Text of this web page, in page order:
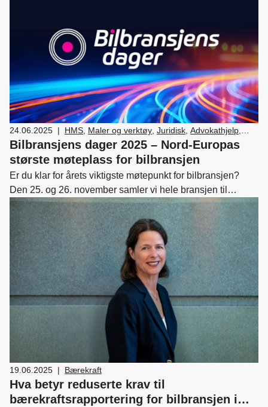
24.06.2025 | HMS Maler og verktøy Juridisk Advokathjelp
Lover og regler,Lønn og tariff,Medlemskap og
fordeler, Nyttekjøretøy,Næringspolitikk
Skade/lakk
Forhandler og
servicemarkedsdrift,HR,Ledelse og personal
Verksted, vedlikehold og reparasjon av bil,Drift og
utvikling,Bærekraft
Bilbransjens dager 2025 – Nord-Europas
største møteplass for bilbransjen
Er du klar for årets viktigste møtepunkt for bilbransjen?
Den 25. og 26. november samler vi hele bransjen til
Bilbransjens dager 2025; to dager spekket med innsikt,
inspirasjon og nettverksbygging i toppklasse!
19.06.2025 | Bærekraft
Hva betyr reduserte krav til
bærekraftsrapportering for bilbransjen i